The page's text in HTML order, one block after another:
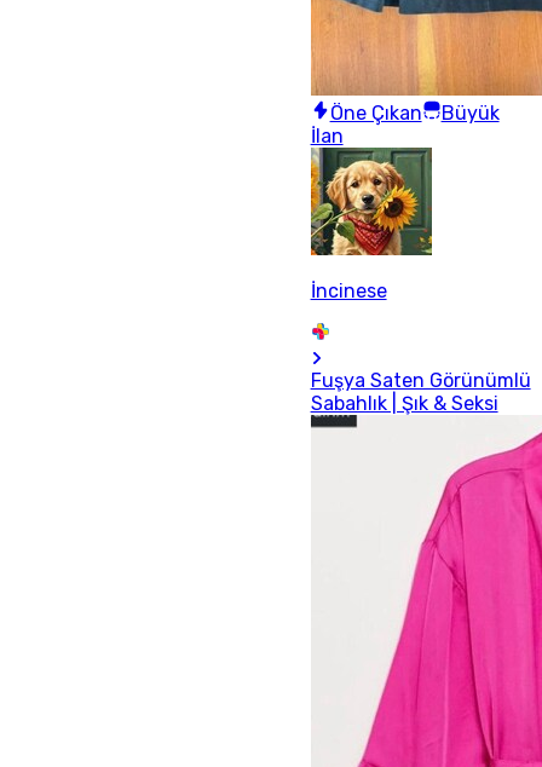
Öne Çıkan
Büyük
İlan
İncinese
Fuşya Saten Görünümlü
Sabahlık | Şık & Seksi